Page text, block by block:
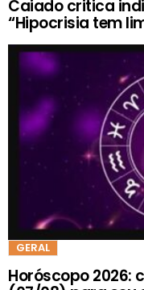
Caiado critica
“Hipocrisia tem
GERAL
Horóscopo 2026: